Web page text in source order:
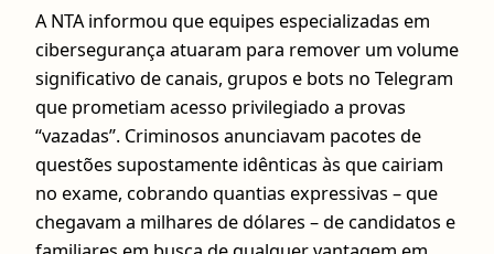
A NTA informou que equipes especializadas em
cibersegurança atuaram para remover um volume
significativo de canais, grupos e bots no Telegram
que prometiam acesso privilegiado a provas
“vazadas”. Criminosos anunciavam pacotes de
questões supostamente idênticas às que cairiam
no exame, cobrando quantias expressivas – que
chegavam a milhares de dólares – de candidatos e